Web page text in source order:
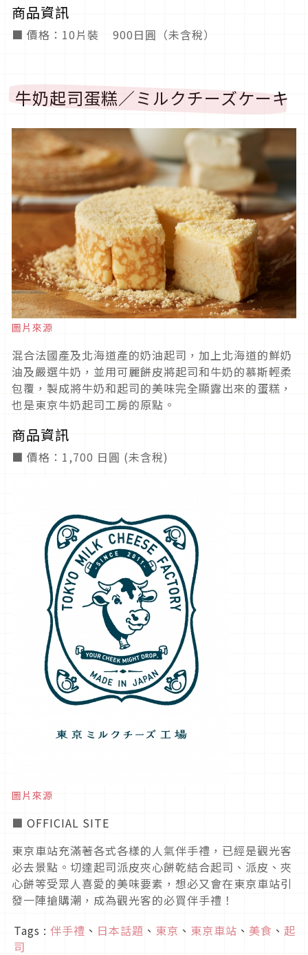
商品資訊
■ 價格：10片裝 900日圓（未含稅）
牛奶起司蛋糕／ミルクチーズケーキ
圖片來源
混合法國產及北海道產的奶油起司，加上北海道的鮮奶
油及嚴選牛奶，並用可麗餅皮將起司和牛奶的慕斯輕柔
包覆，製成將牛奶和起司的美味完全顯露出來的蛋糕，
也是東京牛奶起司工房的原點。
商品資訊
■ 價格：1,700 日圓 (未含稅)
圖片來源
■ OFFICIAL SITE
東京車站充滿著各式各樣的人氣伴手禮，已經是觀光客
必去景點。切達起司派皮夾心餅乾結合起司、派皮、夾
心餅等受眾人喜愛的美味要素，想必又會在東京車站引
發一陣搶購潮，成為觀光客的必買伴手禮！
Tags : 伴手禮 、 日本話題 、 東京 、 東京車站 、 美食 、 起
司